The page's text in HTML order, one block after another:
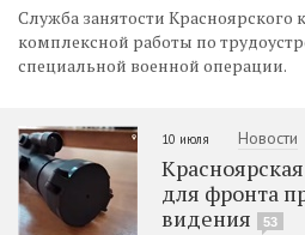
Служба занятости Красноярского
комплексной работы по
специальной военной операции.
10 июля Новости
для фронта
видения
53